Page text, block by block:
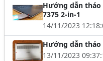
Hướng dẫn tháo
7375 2-in-1
14/11/2023
Hướng dẫn tháo
13/11/2023